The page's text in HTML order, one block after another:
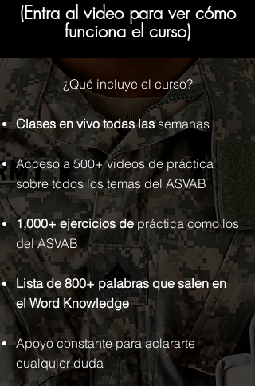
(Entra al video para ver cómo
funciona el curso)
¿Qué incluye el curso?
Clases en vivo todas lassemanas
Acceso a 500+ videos de práctica
sobre todos los temas del ASVAB
1,000+ ejercicios de práctica como los
del ASVAB
Lista de 800+ palabras que salen en
el Word Knowledge
Apoyo constante para aclararte
cualquier duda